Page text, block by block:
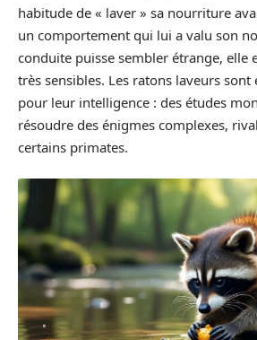
habitude de « laver » sa nourriture
un comportement qui lui a valu son
conduite puisse sembler étrange, elle
très sensibles. Les ratons laveurs
pour leur intelligence : des études
résoudre des énigmes complexes,
certains primates.